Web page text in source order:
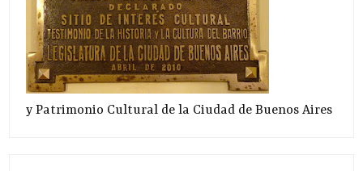
y Patrimonio Cultural de la Ciudad de Buenos Aires